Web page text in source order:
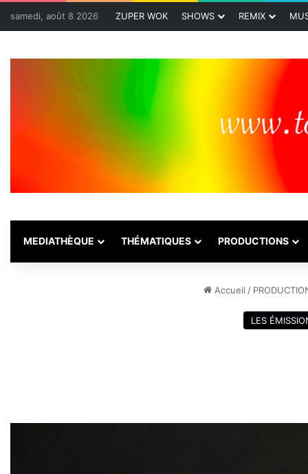
samedi, août 8 2026 ZUPER WOK SHOWS REMIX
MEDIATHÈQUE THÉMATIQUES PRODUCTIONS
Accueil /
LES